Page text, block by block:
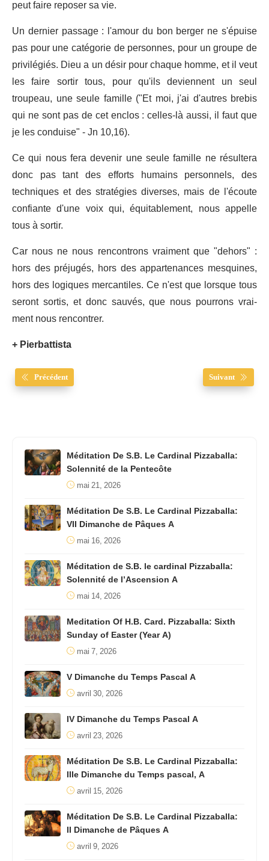
peut faire reposer sa vie.
Un dernier passage : l'amour du bon berger ne s'épuise
pas pour une catégorie de personnes, pour un groupe de
privilégiés. Dieu a un désir pour chaque homme, et il veut
les faire sortir tous, pour qu'ils deviennent un seul
troupeau, une seule famille ("Et moi, j'ai d'autres brebis
qui ne sont pas de cet enclos : celles-là aussi, il faut que
je les conduise" - Jn 10,16).
Ce qui nous fera devenir une seule famille ne résultera
donc pas tant des efforts humains personnels, des
techniques et des stratégies diverses, mais de l'écoute
confiante d'une voix qui, équitablement, nous appelle
tous à sortir.
Car nous ne nous rencontrons vraiment que "dehors" :
hors des préjugés, hors des appartenances mesquines,
hors des logiques mercantiles. Ce n'est que lorsque tous
seront sortis, et donc sauvés, que nous pourrons vrai-
ment nous rencontrer.
+ Pierbattista
Précédent Suivant
Méditation De S.B. Le Cardinal Pizzaballa:
Solennité de la Pentecôte
mai 21, 2026
Méditation De S.B. Le Cardinal Pizzaballa:
VII Dimanche de Pâques A
mai 16, 2026
Méditation de S.B. le cardinal Pizzaballa:
Solennité de l’Ascension A
mai 14, 2026
Meditation Of H.B. Card. Pizzaballa: Sixth
Sunday of Easter (Year A)
mai 7, 2026
V Dimanche du Temps Pascal A
avril 30, 2026
IV Dimanche du Temps Pascal A
avril 23, 2026
Méditation De S.B. Le Cardinal Pizzaballa:
IIIe Dimanche du Temps pascal, A
avril 15, 2026
Méditation De S.B. Le Cardinal Pizzaballa:
II Dimanche de Pâques A
avril 9, 2026